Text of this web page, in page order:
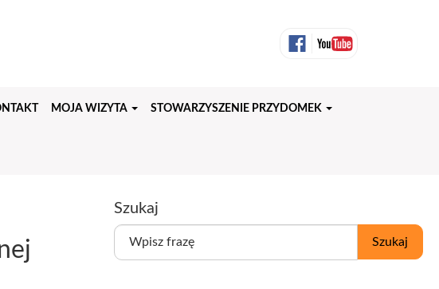
MOJA WIZYTA STOWARZYSZENIE PRZYDOMEK
Szukaj
W
Szukaj